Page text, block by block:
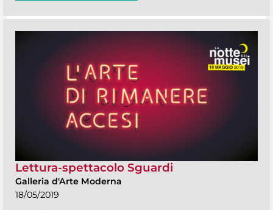
Lettura-spettacolo Sguardi
Galleria d'Arte Moderna
18/05/2019